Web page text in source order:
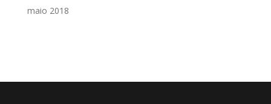
maio 2018